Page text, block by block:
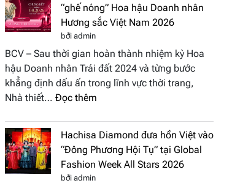
“ghế nóng” Hoa hậu Doanh nhân
Hương sắc Việt Nam 2026
bởi admin
BCV – Sau thời gian hoàn thành nhiệm kỳ Hoa
hậu Doanh nhân Trái đất 2024 và từng bước
khẳng định dấu ấn trong lĩnh vực thời trang,
Nhà thiết… Đọc thêm
Thị
Hương
tái
Hachisa Diamond đưa hồn Việt vào
“Đông Phương Hội Tụ” tại Global
Fashion Week All Stars 2026
bởi admin